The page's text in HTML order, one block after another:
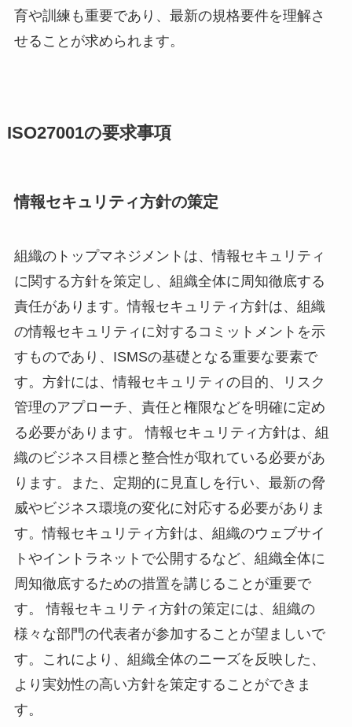
育や訓練も重要であり、最新の規格要件を理解さ
せることが求められます。
ISO27001の要求事項
情報セキュリティ方針の策定
組織のトップマネジメントは、情報セキュリティ
に関する方針を策定し、組織全体に周知徹底する
責任があります。情報セキュリティ方針は、組織
の情報セキュリティに対するコミットメントを示
すものであり、ISMSの基礎となる重要な要素で
す。方針には、情報セキュリティの目的、リスク
管理のアプローチ、責任と権限などを明確に定め
る必要があります。 情報セキュリティ方針は、組
織のビジネス目標と整合性が取れている必要があ
ります。また、定期的に見直しを行い、最新の脅
威やビジネス環境の変化に対応する必要がありま
す。情報セキュリティ方針は、組織のウェブサイ
トやイントラネットで公開するなど、組織全体に
周知徹底するための措置を講じることが重要で
す。 情報セキュリティ方針の策定には、組織の
様々な部門の代表者が参加することが望ましいで
す。これにより、組織全体のニーズを反映した、
より実効性の高い方針を策定することができま
す。